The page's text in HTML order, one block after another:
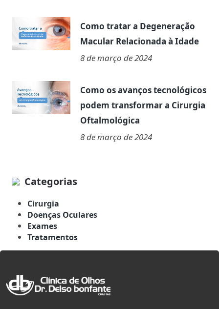
Como tratar a Degeneração
Macular Relacionada à Idade
8 de março de 2024
Como os avanços tecnológicos
podem transformar a Cirurgia
Oftalmológica
8 de março de 2024
Categorias
Cirurgia
Doenças Oculares
Exames
Tratamentos